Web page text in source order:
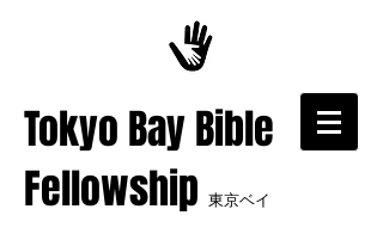
​Tokyo Bay Bible
Fellowship 東京ベイ